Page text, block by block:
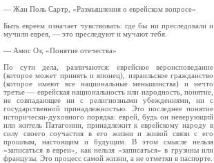
— Жан Поль Сартр, «Размышления о еврейском вопросе»
Быть евреем означает чувствовать: где бы ни преследовали и
мучили еврея, — это преследуют и мучают тебя.
— Амос Оз, «Понятие отечества»
По сути дела, различаются: еврейское вероисповедание
(которое может принять и японец), израильское гражданство
(которое имеют все национальные меньшинства) и нечто
третье — еврейская национальность или народность, понятие,
не совпадающее ни с религиозными убеждениями, ни с
государственной принадлежностью. Это последнее понятие
исторически-духовного порядка: еврей, будь он неверующий
или житель Патагонии, принадлежит к еврейскому народу в
силу своего соучастия в его жизни и живой связи с его
прошлым, настоящим и будущим. В этом смысле нельзя
«записаться в евреи», как нельзя «записаться» в грузины или
французы. Это процесс самой жизни, а не отметки в паспорте.